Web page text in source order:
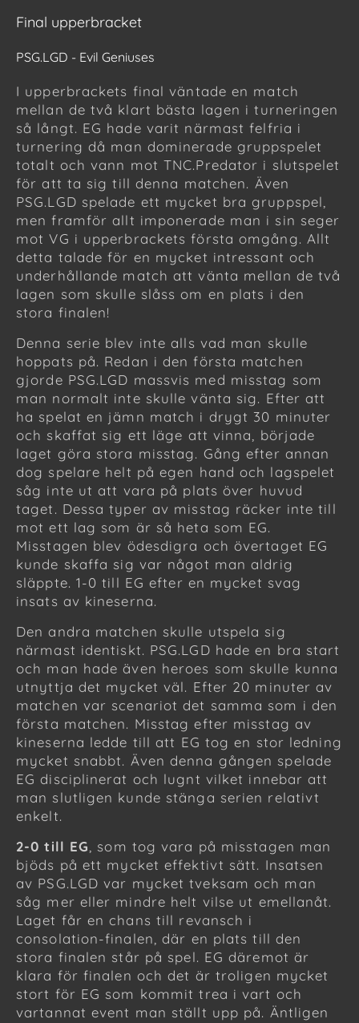
Final upperbracket
PSG.LGD - Evil Geniuses
I upperbrackets final väntade en match
mellan de två klart bästa lagen i turneringen
så långt. EG hade varit närmast felfria i
turnering då man dominerade gruppspelet
totalt och vann mot TNC.Predator i slutspelet
för att ta sig till denna matchen. Även
PSG.LGD spelade ett mycket bra gruppspel,
men framför allt imponerade man i sin seger
mot VG i upperbrackets första omgång. Allt
detta talade för en mycket intressant och
underhållande match att vänta mellan de två
lagen som skulle slåss om en plats i den
stora finalen!
Denna serie blev inte alls vad man skulle
hoppats på. Redan i den första matchen
gjorde PSG.LGD massvis med misstag som
man normalt inte skulle vänta sig. Efter att
ha spelat en jämn match i drygt 30 minuter
och skaffat sig ett läge att vinna, började
laget göra stora misstag. Gång efter annan
dog spelare helt på egen hand och lagspelet
såg inte ut att vara på plats över huvud
taget. Dessa typer av misstag räcker inte till
mot ett lag som är så heta som EG.
Misstagen blev ödesdigra och övertaget EG
kunde skaffa sig var något man aldrig
släppte. 1-0 till EG efter en mycket svag
insats av kineserna.
Den andra matchen skulle utspela sig
närmast identiskt. PSG.LGD hade en bra start
och man hade även heroes som skulle kunna
utnyttja det mycket väl. Efter 20 minuter av
matchen var scenariot det samma som i den
första matchen. Misstag efter misstag av
kineserna ledde till att EG tog en stor ledning
mycket snabbt. Även denna gången spelade
EG disciplinerat och lugnt vilket innebar att
man slutligen kunde stänga serien relativt
enkelt.
2-0 till EG
, som tog vara på misstagen man
bjöds på ett mycket effektivt sätt. Insatsen
av PSG.LGD var mycket tveksam och man
såg mer eller mindre helt vilse ut emellanåt.
Laget får en chans till revansch i
consolation-finalen, där en plats till den
stora finalen står på spel. EG däremot är
klara för finalen och det är troligen mycket
stort för EG som kommit trea i vart och
vartannat event man ställt upp på. Äntligen